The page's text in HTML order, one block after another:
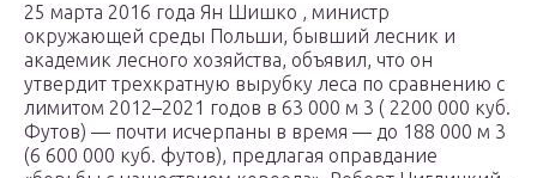
25 марта 2016 года Ян Шишко , министр
окружающей среды Польши, бывший лесник и
академик лесного хозяйства, объявил, что он
утвердит трехкратную вырубку леса по сравнению с
лимитом 2012–2021 годов в 63 000 м 3 ( 2200 000 куб.
Футов) — почти исчерпаны в время — до 188 000 м 3
(6 600 000 куб. футов), предлагая оправдание